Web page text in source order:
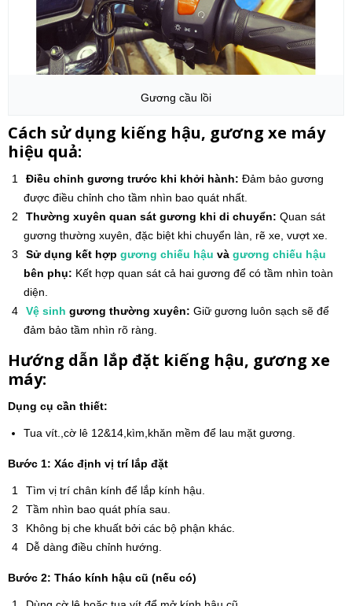
Gương cầu lồi
Cách sử dụng kiếng hậu, gương xe máy
hiệu quả:
Điều chỉnh gương trước khi khởi hành: Đảm bảo gương
được điều chỉnh cho tầm nhìn bao quát nhất.
Thường xuyên quan sát gương khi di chuyển: Quan sát
gương thường xuyên, đặc biệt khi chuyển làn, rẽ xe, vượt xe.
Sử dụng kết hợp gương chiếu hậu và gương chiếu hậu
bên phụ: Kết hợp quan sát cả hai gương để có tầm nhìn toàn
diện.
Vệ sinh gương thường xuyên: Giữ gương luôn sạch sẽ để
đảm bảo tầm nhìn rõ ràng.
Hướng dẫn lắp đặt kiếng hậu, gương xe
máy:
Dụng cụ cần thiết:
Tua vít.,cờ lê 12&14,kìm,khăn mềm để lau mặt gương.
Bước 1: Xác định vị trí lắp đặt
Tìm vị trí chân kính để lắp kính hậu.
Tầm nhìn bao quát phía sau.
Không bị che khuất bởi các bộ phận khác.
Dễ dàng điều chỉnh hướng.
Bước 2: Tháo kính hậu cũ (nếu có)